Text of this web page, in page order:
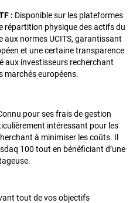
: Disponible sur les plateformes
répartition physique des actifs du
aux normes UCITS, garantissant
et une certaine transparence
aux investisseurs recherchant
marchés européens.
pour ses frais de gestion
intéressant pour les
à minimiser les coûts. Il
100 tout en bénéficiant d’une
tout de vos objectifs